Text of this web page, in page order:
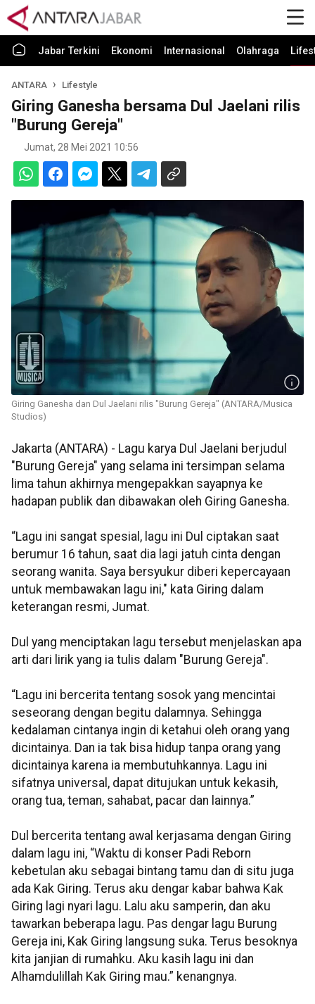
Jabar Terkini Ekonomi Internasional Olahraga
ANTARA Lifestyle
Giring Ganesha bersama Dul Jaelani rilis
"Burung Gereja"
Jumat, 28 Mei 2021 10:56
Giring Ganesha dan Dul Jaelani rilis "Burung Gereja" (ANTARA/Musica
Studios)
Jakarta (ANTARA) - Lagu karya Dul Jaelani berjudul
"Burung Gereja" yang selama ini tersimpan selama
lima tahun akhirnya mengepakkan sayapnya ke
hadapan publik dan dibawakan oleh Giring Ganesha.
“Lagu ini sangat spesial, lagu ini Dul ciptakan saat
berumur 16 tahun, saat dia lagi jatuh cinta dengan
seorang wanita. Saya bersyukur diberi kepercayaan
untuk membawakan lagu ini," kata Giring dalam
keterangan resmi, Jumat.
Dul yang menciptakan lagu tersebut menjelaskan apa
arti dari lirik yang ia tulis dalam "Burung Gereja".
“Lagu ini bercerita tentang sosok yang mencintai
seseorang dengan begitu dalamnya. Sehingga
kedalaman cintanya ingin di ketahui oleh orang yang
dicintainya. Dan ia tak bisa hidup tanpa orang yang
dicintainya karena ia membutuhkannya. Lagu ini
sifatnya universal, dapat ditujukan untuk kekasih,
orang tua, teman, sahabat, pacar dan lainnya.”
Dul bercerita tentang awal kerjasama dengan Giring
dalam lagu ini, “Waktu di konser Padi Reborn
kebetulan aku sebagai bintang tamu dan di situ juga
ada Kak Giring. Terus aku dengar kabar bahwa Kak
Giring lagi nyari lagu. Lalu aku samperin, dan aku
tawarkan beberapa lagu. Pas dengar lagu Burung
Gereja ini, Kak Giring langsung suka. Terus besoknya
kita janjian di rumahku. Aku kasih lagu ini dan
Alhamdulillah Kak Giring mau.” kenangnya.